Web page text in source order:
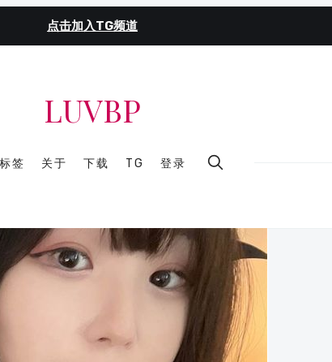
点击加入TG频道
LUVBP
标签 关于 下载 TG 登录